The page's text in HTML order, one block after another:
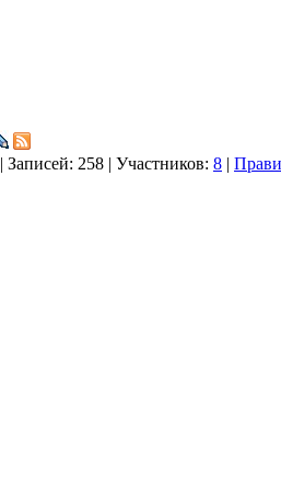
| Записей: 258 | Участников: 8 |